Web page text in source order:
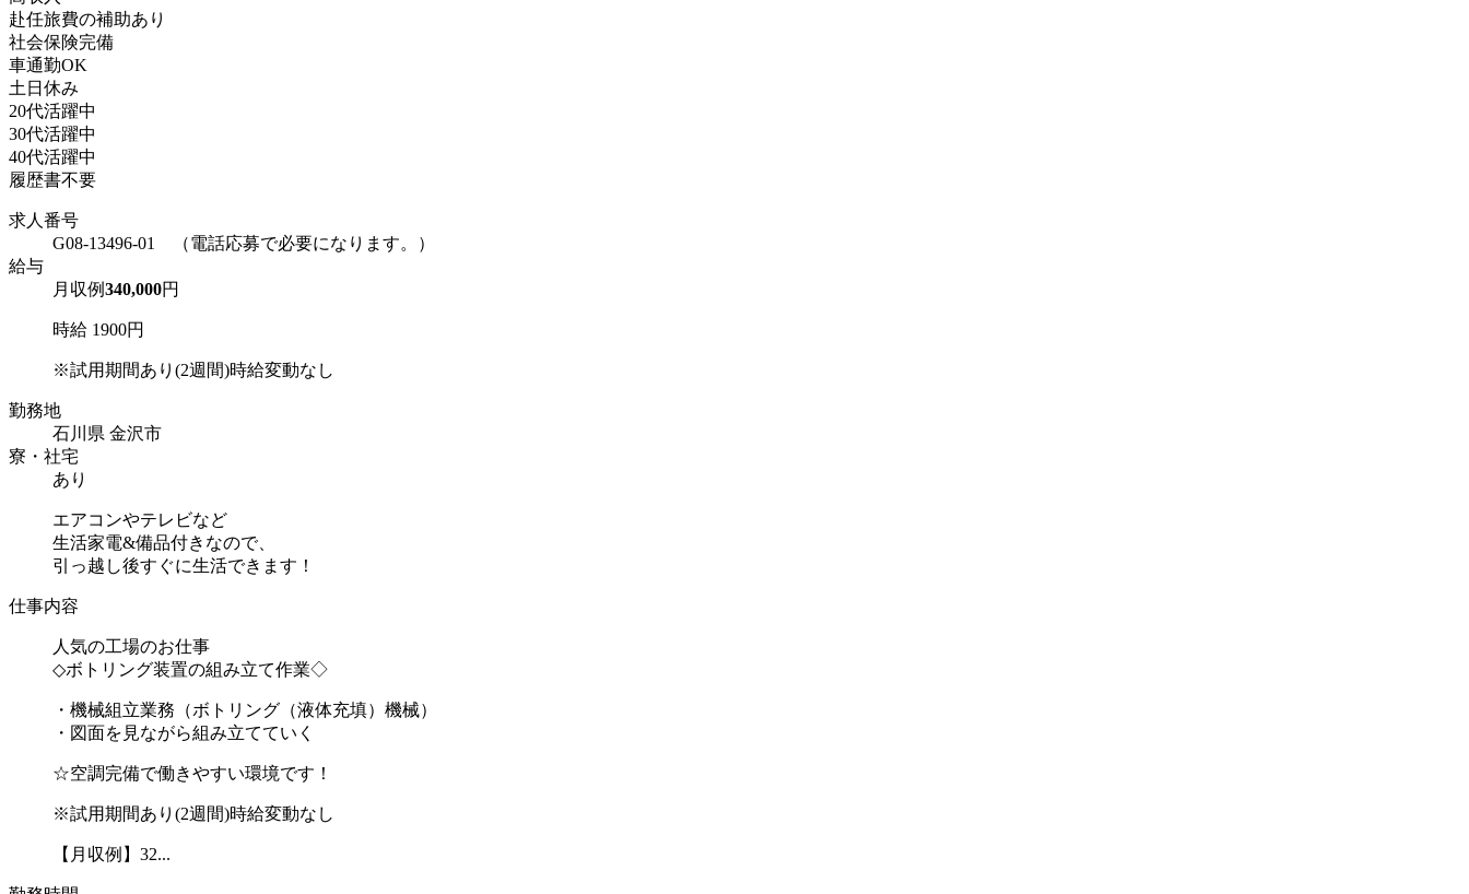
赴任旅費の補助あり
社会保険完備
車通勤OK
土日休み
20代活躍中
30代活躍中
40代活躍中
履歴書不要
求人番号
G08-13496-01 （電話応募で必要になります。）
給与
月収例340,000円
時給 1900円
※試用期間あり(2週間)時給変動なし
勤務地
石川県 金沢市
寮・社宅
あり
エアコンやテレビなど
生活家電&備品付きなので、
引っ越し後すぐに生活できます！
仕事内容
人気の工場のお仕事
◇ボトリング装置の組み立て作業◇
・機械組立業務（ボトリング（液体充填）機械）
・図面を見ながら組み立てていく
☆空調完備で働きやすい環境です！
※試用期間あり(2週間)時給変動なし
【月収例】32...